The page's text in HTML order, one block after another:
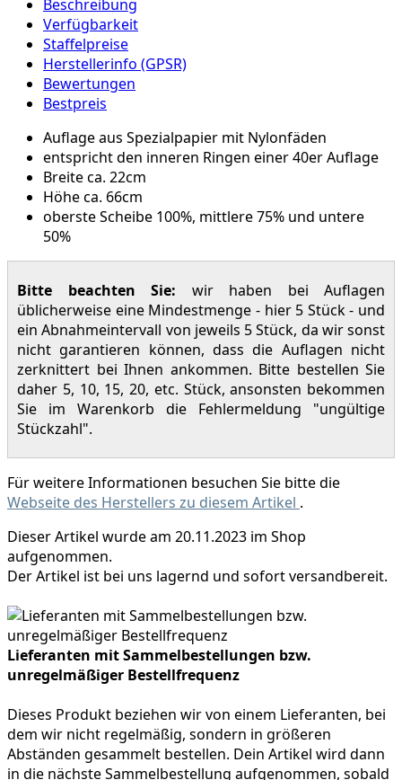
Beschreibung
Verfügbarkeit
Staffelpreise
Herstellerinfo (GPSR)
Bewertungen
Bestpreis
Auflage aus Spezialpapier mit Nylonfäden
entspricht den inneren Ringen einer 40er Auflage
Breite ca. 22cm
Höhe ca. 66cm
oberste Scheibe 100%, mittlere 75% und untere
50%
Bitte beachten Sie: wir haben bei Auflagen
üblicherweise eine Mindestmenge - hier 5 Stück - und
ein Abnahmeintervall von jeweils 5 Stück, da wir sonst
nicht garantieren können, dass die Auflagen nicht
zerknittert bei Ihnen ankommen. Bitte bestellen Sie
daher 5, 10, 15, 20, etc. Stück, ansonsten bekommen
Sie im Warenkorb die Fehlermeldung "ungültige
Stückzahl".
Für weitere Informationen besuchen Sie bitte die
Webseite des Herstellers zu diesem Artikel .
Dieser Artikel wurde am 20.11.2023 im Shop
aufgenommen.
Der Artikel ist bei uns lagernd und sofort versandbereit.
Lieferanten mit Sammelbestellungen bzw.
unregelmäßiger Bestellfrequenz
Dieses Produkt beziehen wir von einem Lieferanten, bei
dem wir nicht regelmäßig, sondern in größeren
Abständen gesammelt bestellen. Dein Artikel wird dann
in die nächste Sammelbestellung aufgenommen, sobald